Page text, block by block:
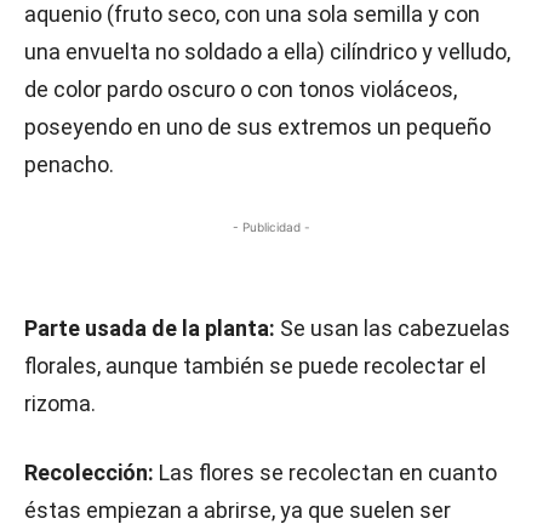
aquenio (fruto seco, con una sola semilla y con
una envuelta no soldado a ella) cilíndrico y velludo,
de color pardo oscuro o con tonos violáceos,
poseyendo en uno de sus extremos un pequeño
penacho.
- Publicidad -
Parte usada de la planta: Se usan las cabezuelas
florales, aunque también se puede recolectar el
rizoma.
Recolección: Las flores se recolectan en cuanto
éstas empiezan a abrirse, ya que suelen ser